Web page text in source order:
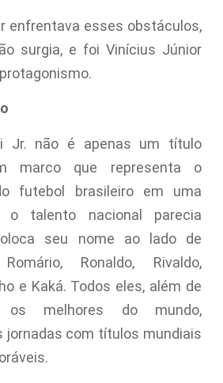
enfrentava esses obstáculos,
surgia, e foi Vinícius Júnior
Jr. não é apenas um título
marco que representa o
futebol brasileiro em uma
talento nacional parecia
seu nome ao lado de
Ronaldo, Rivaldo,
e Kaká. Todos eles, além de
os melhores do mundo,
jornadas com títulos mundiais